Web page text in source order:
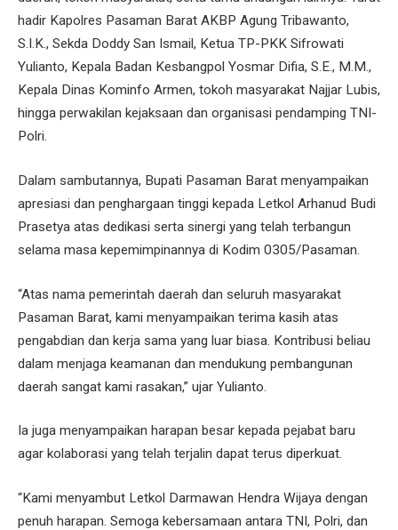
hadir Kapolres Pasaman Barat AKBP Agung Tribawanto,
S.I.K., Sekda Doddy San Ismail, Ketua TP-PKK Sifrowati
Yulianto, Kepala Badan Kesbangpol Yosmar Difia, S.E., M.M.,
Kepala Dinas Kominfo Armen, tokoh masyarakat Najjar Lubis,
hingga perwakilan kejaksaan dan organisasi pendamping TNI-
Polri.
Dalam sambutannya, Bupati Pasaman Barat menyampaikan
apresiasi dan penghargaan tinggi kepada Letkol Arhanud Budi
Prasetya atas dedikasi serta sinergi yang telah terbangun
selama masa kepemimpinannya di Kodim 0305/Pasaman.
“Atas nama pemerintah daerah dan seluruh masyarakat
Pasaman Barat, kami menyampaikan terima kasih atas
pengabdian dan kerja sama yang luar biasa. Kontribusi beliau
dalam menjaga keamanan dan mendukung pembangunan
daerah sangat kami rasakan,” ujar Yulianto.
Ia juga menyampaikan harapan besar kepada pejabat baru
agar kolaborasi yang telah terjalin dapat terus diperkuat.
“Kami menyambut Letkol Darmawan Hendra Wijaya dengan
penuh harapan. Semoga kebersamaan antara TNI, Polri, dan